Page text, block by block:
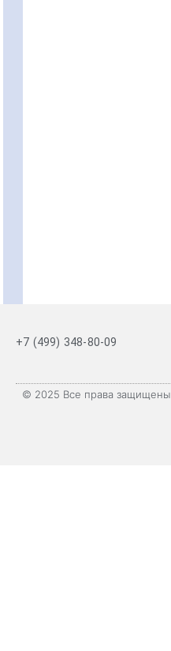
+7 (499) 348-80-09
© 2025 Все права защищены